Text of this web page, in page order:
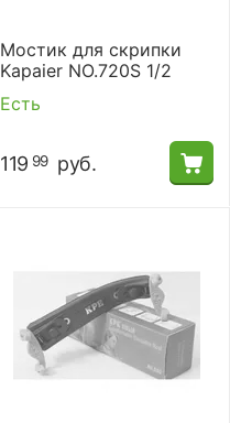
Мостик для скрипки
Kapaier NO.720S 1/2
Есть
119 99 руб.